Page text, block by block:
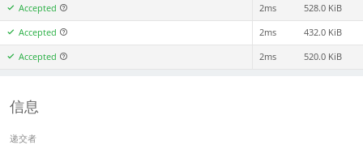
Accepted 2ms 528.0 KiB
Accepted 2ms 432.0 KiB
Accepted 2ms 520.0 KiB
信息
递交者